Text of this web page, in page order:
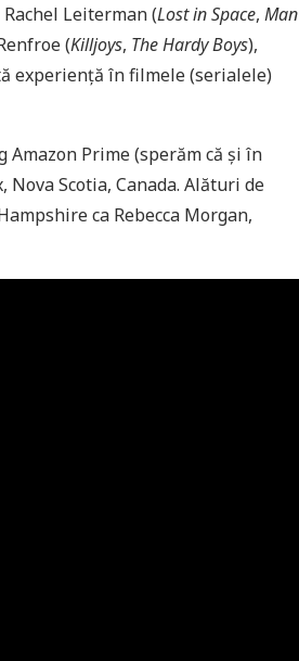
Leiterman (Lost in Space, Man
(Killjoys, The Hardy Boys),
experiență în filmele (serialele)
Prime (sperăm că și în
Scotia, Canada. Alături de
ca Rebecca Morgan,